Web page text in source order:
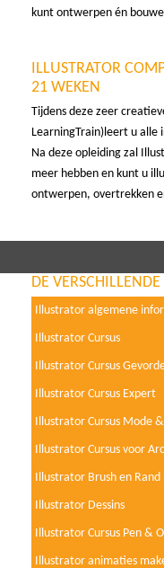
kunt ontwerpen én
ILLUSTRATOR
21 WEKEN
Tijdens deze zeer
LearningTrain)leert u alle
Na deze opleiding zal
meer hebben en kunt u
ontwerpen, overtrekken
DE VERSCHILLENDE
Illustrator algemene
Illustrator Cursus
Illustrator Cursus
Illustrator Cursus Expert
Illustrator Cursus Mode
Illustrator Cursus voor
Illustrator Brush en Rand
Illustrator Dessins
Illustrator Cursus Pen &
Illustrator animaties